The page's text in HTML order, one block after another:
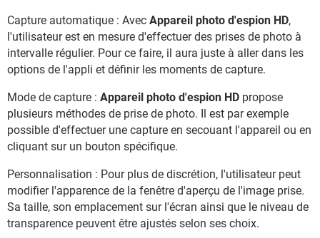
Capture automatique : Avec Appareil photo d'espion HD,
l'utilisateur est en mesure d'effectuer des prises de photo à
intervalle régulier. Pour ce faire, il aura juste à aller dans les
options de l'appli et définir les moments de capture.
Mode de capture : Appareil photo d'espion HD propose
plusieurs méthodes de prise de photo. Il est par exemple
possible d'effectuer une capture en secouant l'appareil ou en
cliquant sur un bouton spécifique.
Personnalisation : Pour plus de discrétion, l'utilisateur peut
modifier l'apparence de la fenêtre d'aperçu de l'image prise.
Sa taille, son emplacement sur l'écran ainsi que le niveau de
transparence peuvent être ajustés selon ses choix.